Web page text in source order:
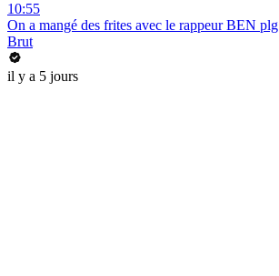
10:55
On a mangé des frites avec le rappeur BEN plg
Brut
il y a 5 jours